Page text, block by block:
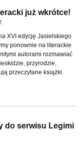
już wkrótce!
XVI edycję Jasielskiego
ponownie na literackie
autorami rozmawiać
przyrodzie,
przeczytane książki.
do serwisu Legimi